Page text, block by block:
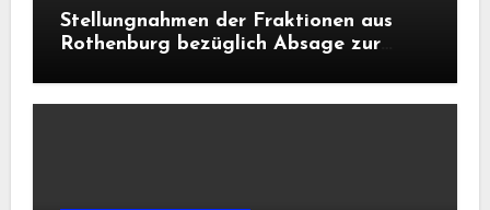
Stellungnahmen der Fraktionen aus
Rothenburg bezüglich Absage zur